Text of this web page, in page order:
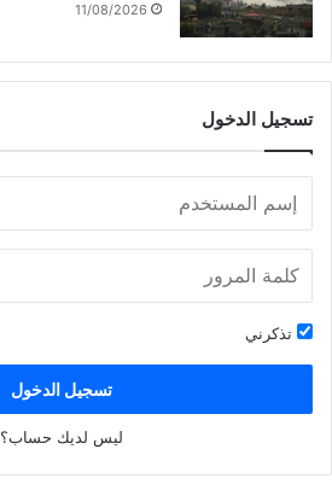
11/08/2026
تسجيل الدخول
تذكرني
تسجيل الدخول
ليس لديك حساب؟